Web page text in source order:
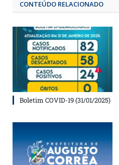
CONTEÚDO RELACIONADO
Boletim COVID-19 (31/01/2025)